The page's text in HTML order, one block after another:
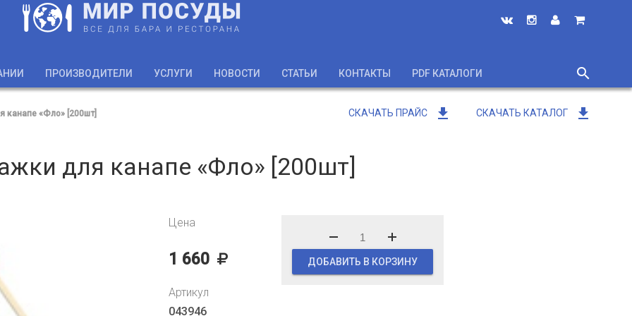
ПРОИЗВОДИТЕЛИ УСЛУГИ НОВОСТИ СТАТЬИ КОНТАКТЫ PDF КАТАЛОГИ
search
close
СКАЧАТЬ ПРАЙС get_app СКАЧАТЬ КАТАЛОГ get_app
канапе «Фло» [200шт]
для канапе «Фло» [200шт]
Цена
1 660 ДОБАВИТЬ В КОРЗИНУ
Артикул
043946